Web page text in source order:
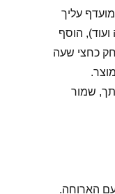
עליך
ועוד), הוסף
כחצי שעה
שמור